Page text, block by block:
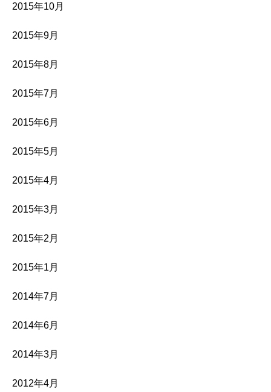
2015年10月
2015年9月
2015年8月
2015年7月
2015年6月
2015年5月
2015年4月
2015年3月
2015年2月
2015年1月
2014年7月
2014年6月
2014年3月
2012年4月